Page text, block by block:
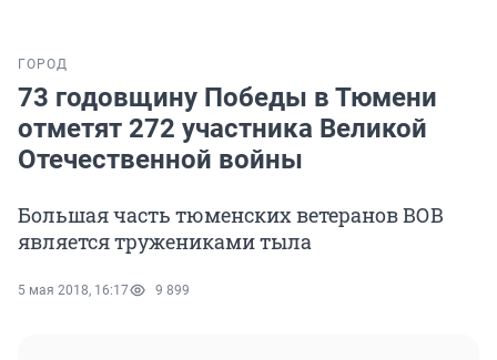
ГОРОД
73 годовщину Победы в Тюмени
отметят 272 участника Великой
Отечественной войны
Большая часть тюменских ветеранов ВОВ
является тружениками тыла
5 мая 2018, 16:17 9 899